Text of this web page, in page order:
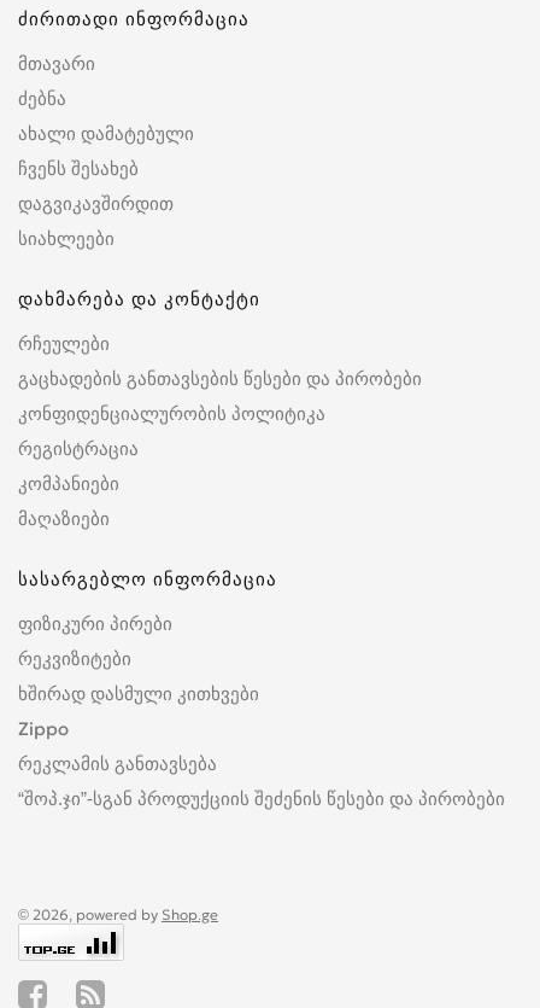
ძირითადი ინფორმაცია
მთავარი
ძებნა
ახალი დამატებული
ჩვენს შესახებ
დაგვიკავშირდით
სიახლეები
დახმარება და კონტაქტი
რჩეულები
გაცხადების განთავსების წესები და პირობები
კონფიდენციალურობის პოლიტიკა
რეგისტრაცია
კომპანიები
მაღაზიები
სასარგებლო ინფორმაცია
ფიზიკური პირები
რეკვიზიტები
ხშირად დასმული კითხვები
Zippo
რეკლამის განთავსება
“შოპ.ჯი”-სგან პროდუქციის შეძენის წესები და პირობები
© 2026, powered by Shop.ge